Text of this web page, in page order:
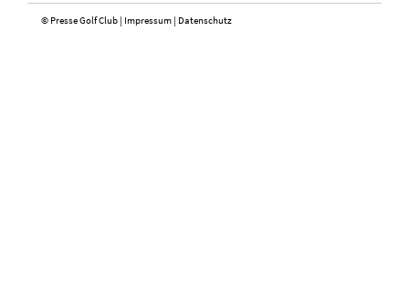
© Presse Golf Club | Impressum | Datenschutz